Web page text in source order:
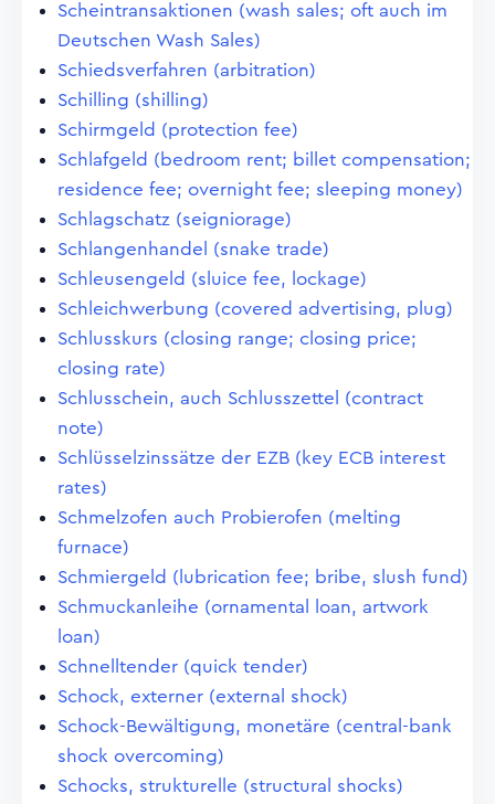
Scheintransaktionen (wash sales; oft auch im
Deutschen Wash Sales)
Schiedsverfahren (arbitration)
Schilling (shilling)
Schirmgeld (protection fee)
Schlafgeld (bedroom rent; billet compensation;
residence fee; overnight fee; sleeping money)
Schlagschatz (seigniorage)
Schlangenhandel (snake trade)
Schleusengeld (sluice fee, lockage)
Schleichwerbung (covered advertising, plug)
Schlusskurs (closing range; closing price;
closing rate)
Schlusschein, auch Schlusszettel (contract
note)
Schlüsselzinssätze der EZB (key ECB interest
rates)
Schmelzofen auch Probierofen (melting
furnace)
Schmiergeld (lubrication fee; bribe, slush fund)
Schmuckanleihe (ornamental loan, artwork
loan)
Schnelltender (quick tender)
Schock, externer (external shock)
Schock-Bewältigung, monetäre (central-bank
shock overcoming)
Schocks, strukturelle (structural shocks)